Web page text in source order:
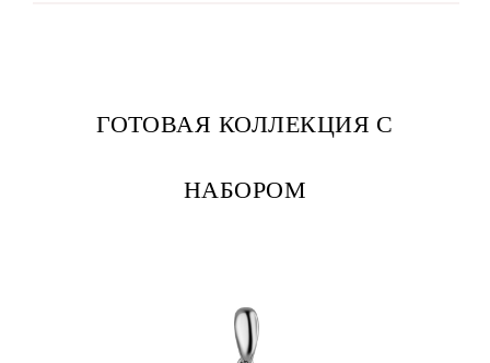
ГОТОВАЯ КОЛЛЕКЦИЯ С
НАБОРОМ